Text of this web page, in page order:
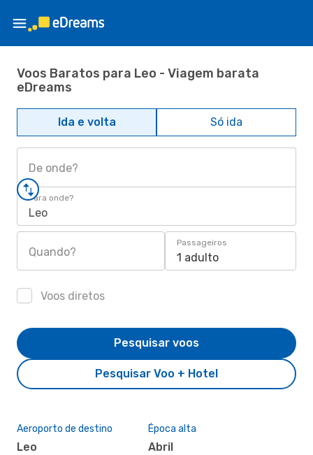
Voos Baratos para Leo - Viagem barata
eDreams
Ida e volta Só ida
De onde?
Para onde?
Leo
Quando?
Passageiros
1 adulto
Voos diretos
Pesquisar Voo + Hotel
Pesquisar voos
Aeroporto de destino
Leo
Época alta
abril